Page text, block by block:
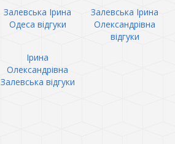
Залевська Ірина
Одеса відгуки
Залевська Ірина
Олександрівна
відгуки
Ірина
Олександрівна
Залевська відгуки